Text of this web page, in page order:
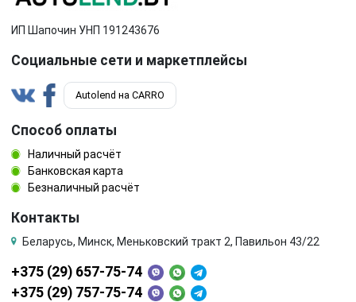
ИП Шапочин УНП 191243676
Социальные сети и маркетплейсы
Autolend на CARRO
Способ оплаты
Наличный расчёт
Банковская карта
Безналичный расчёт
Контакты
Беларусь, Минск, Меньковский тракт 2, Павильон 43/22
+375 (29) 657-75-74
+375 (29) 757-75-74